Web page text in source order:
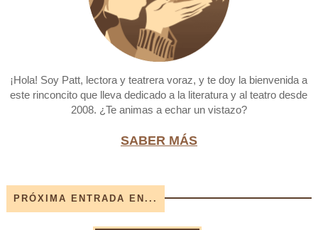
¡Hola! Soy Patt, lectora y teatrera voraz, y te doy la bienvenida a
este rinconcito que lleva dedicado a la literatura y al teatro desde
2008. ¿Te animas a echar un vistazo?
SABER MÁS
PRÓXIMA ENTRADA EN...